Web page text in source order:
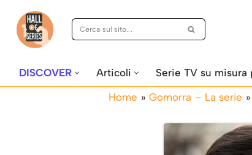
Vai
DISCOVER Articoli Serie TV su misura
Home » Gomorra – La serie »